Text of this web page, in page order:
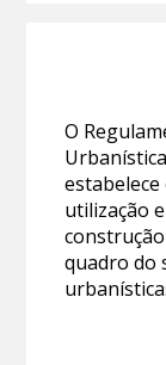
O
utilização
quadro do